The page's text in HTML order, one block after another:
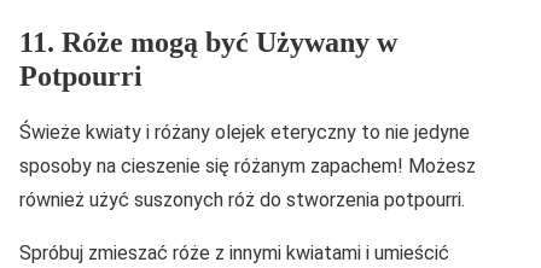
11. Róże mogą być Używany w
Potpourri
Świeże kwiaty i różany olejek eteryczny to nie jedyne
sposoby na cieszenie się różanym zapachem! Możesz
również użyć suszonych róż do stworzenia potpourri.
Spróbuj zmieszać róże z innymi kwiatami i umieścić